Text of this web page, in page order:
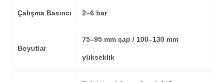
Çalışma Basıncı 2–6 bar
Boyutlar
75–95 mm çap / 100–130 mm
yükseklik